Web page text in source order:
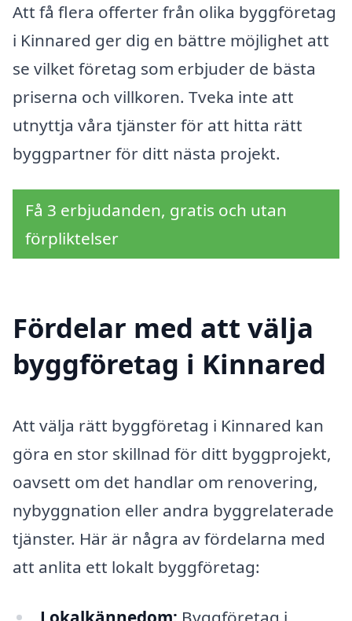
Att få flera offerter från olika byggföretag
i Kinnared ger dig en bättre möjlighet att
se vilket företag som erbjuder de bästa
priserna och villkoren. Tveka inte att
utnyttja våra tjänster för att hitta rätt
byggpartner för ditt nästa projekt.
Få 3 erbjudanden, gratis och utan
förpliktelser
Fördelar med att välja
byggföretag i Kinnared
Att välja rätt byggföretag i Kinnared kan
göra en stor skillnad för ditt byggprojekt,
oavsett om det handlar om renovering,
nybyggnation eller andra byggrelaterade
tjänster. Här är några av fördelarna med
att anlita ett lokalt byggföretag: